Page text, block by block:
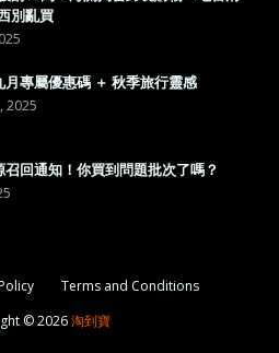
別亂買
月專屬優惠碼 ＋ 秋季旅行靈感
2025
召回通知！你買到問題批次了嗎？
Terms and Conditions
©2026淘到寶